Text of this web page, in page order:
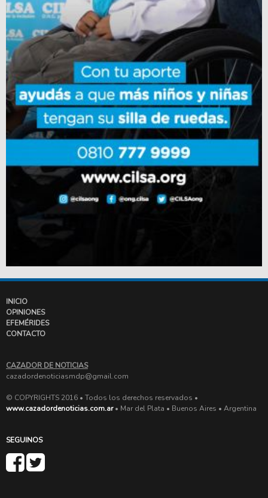
INICIO
OPINIONES
EFEMÉRIDES
CONTACTO
CAZADOR DE NOTICIAS
cazadordenoticiasmdp@gmail.com
© COPYRIGHTS 2016 • Todos los derechos reservados •
www.cazadordenoticias.com.ar• Mar del Plata • Buenos Aires • Argentina
SEGUINOS